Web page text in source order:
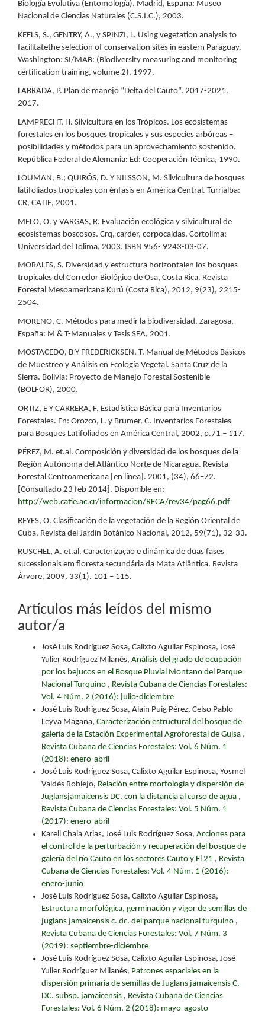
Biología Evolutiva (Entomología). Madrid, España: Museo
Nacional de Ciencias Naturales (C.S.I.C.), 2003.
KEELS, S., GENTRY, A., y SPINZI, L. Using vegetation analysis to
facilitatethe selection of conservation sites in eastern Paraguay.
Washington: SI/MAB: (Biodiversity measuring and monitoring
certification training, volume 2), 1997.
LABRADA, P. Plan de manejo “Delta del Cauto”. 2017-2021.
2017.
LAMPRECHT, H. Silvicultura en los Trópicos. Los ecosistemas
forestales en los bosques tropicales y sus especies arbóreas –
posibilidades y métodos para un aprovechamiento sostenido.
República Federal de Alemania: Ed: Cooperación Técnica, 1990.
LOUMAN, B.; QUIRÓS, D. Y NILSSON, M. Silvicultura de bosques
latifoliados tropicales con énfasis en América Central. Turrialba:
CR, CATIE, 2001.
MELO, O. y VARGAS, R. Evaluación ecológica y silvicultural de
ecosistemas boscosos. Crq, carder, corpocaldas, Cortolima:
Universidad del Tolima, 2003. ISBN 956- 9243-03-07.
MORALES, S. Diversidad y estructura horizontalen los bosques
tropicales del Corredor Biológico de Osa, Costa Rica. Revista
Forestal Mesoamericana Kurú (Costa Rica), 2012, 9(23), 2215-
2504.
MORENO, C. Métodos para medir la biodiversidad. Zaragosa,
España: M & T-Manuales y Tesis SEA, 2001.
MOSTACEDO, B Y FREDERICKSEN, T. Manual de Métodos Básicos
de Muestreo y Análisis en Ecología Vegetal. Santa Cruz de la
Sierra. Bolivia: Proyecto de Manejo Forestal Sostenible
(BOLFOR), 2000.
ORTIZ, E Y CARRERA, F. Estadística Básica para Inventarios
Forestales. En: Orozco, L. y Brumer, C. Inventarios Forestales
para Bosques Latifoliados en América Central, 2002, p.71 – 117.
PÉREZ, M. et.al. Composición y diversidad de los bosques de la
Región Autónoma del Atlántico Norte de Nicaragua. Revista
Forestal Centroamericana [en línea]. 2001, (34), 66–72.
[Consultado 23 feb 2014]. Disponible en:
http://web.catie.ac.cr/informacion/RFCA/rev34/pag66.pdf
REYES, O. Clasificación de la vegetación de la Región Oriental de
Cuba. Revista del Jardín Botánico Nacional, 2012, 59(71), 32-33.
RUSCHEL, A. et.al. Caracterização e dinâmica de duas fases
sucessionais em floresta secundária da Mata Atlântica. Revista
Árvore, 2009, 33(1). 101 – 115.
Artículos más leídos del mismo
autor/a
José Luis Rodríguez Sosa, Calixto Aguilar Espinosa, José
Yulier Rodríguez Milanés, Análisis del grado de ocupación
por los bejucos en el Bosque Pluvial Montano del Parque
Nacional Turquino , Revista Cubana de Ciencias Forestales:
Vol. 4 Núm. 2 (2016): julio-diciembre
José Luis Rodríguez Sosa, Alain Puig Pérez, Celso Pablo
Leyva Magaña, Caracterización estructural del bosque de
galería de la Estación Experimental Agroforestal de Guisa ,
Revista Cubana de Ciencias Forestales: Vol. 6 Núm. 1
(2018): enero-abril
José Luis Rodríguez Sosa, Calixto Aguilar Espinosa, Yosmel
Valdés Roblejo, Relación entre morfología y dispersión de
Juglansjamaicensis DC. con la distancia al curso de agua ,
Revista Cubana de Ciencias Forestales: Vol. 5 Núm. 1
(2017): enero-abril
Karell Chala Arias, José Luis Rodríguez Sosa, Acciones para
el control de la perturbación y recuperación del bosque de
galería del río Cauto en los sectores Cauto y El 21 , Revista
Cubana de Ciencias Forestales: Vol. 4 Núm. 1 (2016):
enero-junio
José Luis Rodríguez Sosa, Calixto Aguilar Espinosa,
Estructura morfológica, germinación y vigor de semillas de
juglans jamaicensis c. dc. del parque nacional turquino ,
Revista Cubana de Ciencias Forestales: Vol. 7 Núm. 3
(2019): septiembre-diciembre
José Luis Rodríguez Sosa, Calixto Aguilar Espinosa, José
Yulier Rodríguez Milanés, Patrones espaciales en la
dispersión primaria de semillas de Juglans jamaicensis C.
DC. subsp. jamaicensis , Revista Cubana de Ciencias
Forestales: Vol. 6 Núm. 2 (2018): mayo-agosto